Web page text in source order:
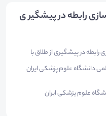
رابطه در پیشگیر ی
رابطه در پیشگیری از طلاق با
دانشگاه علوم پزشکی ایران
علوم پزشکی ایران